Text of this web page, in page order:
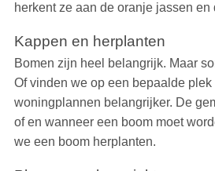
herkent ze aan de oranje jassen en
Kappen en herplanten
Bomen zijn heel belangrijk. Maar
Of vinden we op een bepaalde
woningplannen belangrijker. De
of en wanneer een boom moet
we een boom herplanten.